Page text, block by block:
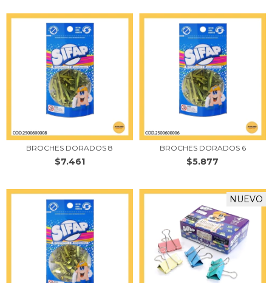
BROCHES DORADOS 8
$7.461
BROCHES DORADOS 6
$5.877
NUEVO